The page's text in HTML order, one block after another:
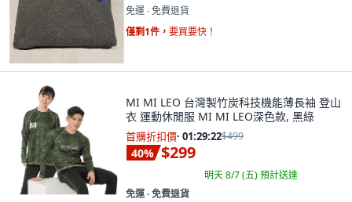
免運 ∙ 免費退貨
僅剩1件， 要買要快！
MI MI LEO 台灣製竹炭科技機能薄長袖 登山
衣 運動休閒服 MI MI LEO深色款, 黑綠
首購折扣價· 01:29:21$499
40% $299
明天 8/7 (五)預計送達
免運 ∙ 免費退貨